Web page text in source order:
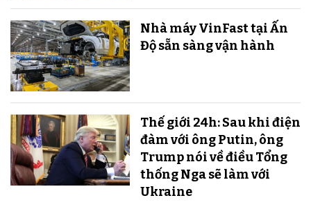
Nhà máy VinFast tại Ấn
Độ sẵn sàng v​​​​​​​ận hành
Thế giới 24h: Sau khi điện
đàm với ông Putin, ông
Trump nói về điều Tổng
thống Nga sẽ làm với
Ukraine